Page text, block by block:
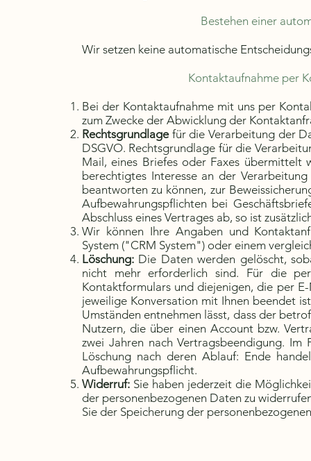
Bestehen einer
Wir setzen keine automatische
Kontaktaufnahme per
Bei der Kontaktaufnahme mit uns per
zum Zwecke der Abwicklung der
Rechtsgrundlagefür die Verarbeitung der
DSGVO. Rechtsgrundlage für die
Mail, eines Briefes oder Faxes
berechtigtes Interesse an der
beantworten zu können, zur
Aufbewahrungspflichten bei
Abschluss eines Vertrages ab, so ist
Wir können Ihre Angaben und
System ("CRM System") oder einem
Löschung: Die Daten werden gelöscht,
nicht mehr erforderlich sind. Für die
Kontaktformulars und diejenigen, die per
jeweilige Konversation mit Ihnen beendet
Umständen entnehmen lässt, dass der
Nutzern, die über einen Account bzw.
zwei Jahren nach Vertragsbeendigung.
Löschung nach deren Ablauf: Ende
Aufbewahrungspflicht.
Widerruf: Sie haben jederzeit die
der personenbezogenen Daten zu
Sie der Speicherung der